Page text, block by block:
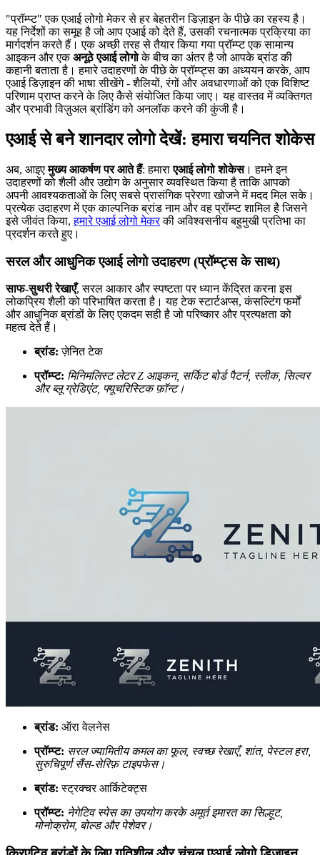
"प्रॉम्प्ट" एक एआई लोगो मेकर से हर बेहतरीन डिज़ाइन के पीछे का रहस्य है।
यह निर्देशों का समूह है जो आप एआई को देते हैं, उसकी रचनात्मक प्रक्रिया का
मार्गदर्शन करते हैं। एक अच्छी तरह से तैयार किया गया प्रॉम्प्ट एक सामान्य
आइकन और एकअनूठे एआई लोगोके बीच का अंतर है जो आपके ब्रांड की
कहानी बताता है। हमारे उदाहरणों के पीछे के प्रॉम्प्ट्स का अध्ययन करके, आप
एआई डिज़ाइन की भाषा सीखेंगे - शैलियों, रंगों और अवधारणाओं को एक विशिष्ट
परिणाम प्राप्त करने के लिए कैसे संयोजित किया जाए। यह वास्तव में व्यक्तिगत
और प्रभावी विज़ुअल ब्रांडिंग को अनलॉक करने की कुंजी है।
एआई से बने शानदार लोगो देखें: हमारा चयनित शोकेस
अब, आइएमुख्य आकर्षण पर आते हैं: हमाराएआई लोगो शोकेस। हमने इन
उदाहरणों को शैली और उद्योग के अनुसार व्यवस्थित किया है ताकि आपको
अपनी आवश्यकताओं के लिए सबसे प्रासंगिक प्रेरणा खोजने में मदद मिल सके।
प्रत्येक उदाहरण में एक काल्पनिक ब्रांड नाम और वह प्रॉम्प्ट शामिल है जिसने
इसे जीवंत किया,हमारे एआई लोगो मेकरकी अविश्वसनीय बहुमुखी प्रतिभा का
प्रदर्शन करते हुए।
सरल और आधुनिक एआई लोगो उदाहरण (प्रॉम्प्ट्स के साथ)
साफ-सुथरी रेखाएँ, सरल आकार और स्पष्टता पर ध्यान केंद्रित करना इस
लोकप्रिय शैली को परिभाषित करता है। यह टेक स्टार्टअप्स, कंसल्टिंग फर्मों
और आधुनिक ब्रांडों के लिए एकदम सही है जो परिष्कार और प्रत्यक्षता को
महत्व देते हैं।
ब्रांड: ज़ेनित टेक
प्रॉम्प्ट: मिनिमलिस्ट लेटर Z आइकन, सर्किट बोर्ड पैटर्न, स्लीक, सिल्वर
और ब्लू ग्रेडिएंट, फ्यूचरिस्टिक फ़ॉन्ट।
ब्रांड: ऑरा वेलनेस
प्रॉम्प्ट: सरल ज्यामितीय कमल का फूल, स्वच्छ रेखाएँ, शांत, पेस्टल हरा,
सुरुचिपूर्ण सैंस-सेरिफ़ टाइपफेस।
ब्रांड: स्ट्रक्चर आर्किटेक्ट्स
प्रॉम्प्ट: नेगेटिव स्पेस का उपयोग करके अमूर्त इमारत का सिल्हूट,
मोनोक्रोम, बोल्ड और पेशेवर।